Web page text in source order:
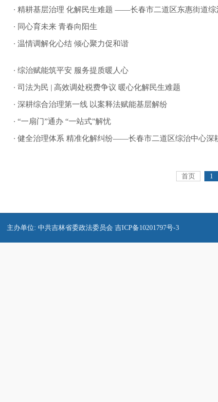
· 精耕基层治理 化解民生难题 ——长春市二道区东惠街道综
· 同心育未来 青春向阳生
· 温情调解化心结 倾心聚力促和谐
· 综治赋能筑平安 服务提质暖人心
· 司法为民 | 高效调处税费争议 暖心化解民生难题
· 深耕综合治理第一线 以案释法赋能基层解纷
· “一扇门”通办 “一站式”解忧
· 健全治理体系 精准化解纠纷——长春市二道区综治中心深
首页 1
主办单位: 中共吉林省委政法委员会 吉ICP备10201797号-3